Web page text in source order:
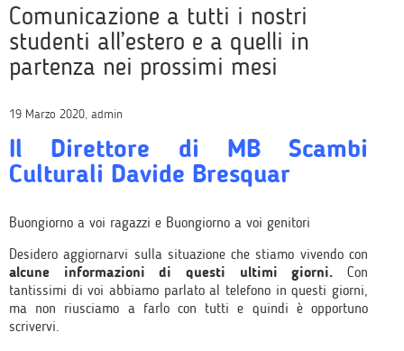
Comunicazione a tutti i nostri
studenti all’estero e a quelli in
partenza nei prossimi mesi
19 Marzo 2020, admin
Il Direttore di MB Scambi
Culturali Davide Bresquar
Buongiorno a voi ragazzi e Buongiorno a voi genitori
Desidero aggiornarvi sulla situazione che stiamo vivendo con
alcune informazioni di questi ultimi giorni. Con
tantissimi di voi abbiamo parlato al telefono in questi giorni,
ma non riusciamo a farlo con tutti e quindi è opportuno
scrivervi.